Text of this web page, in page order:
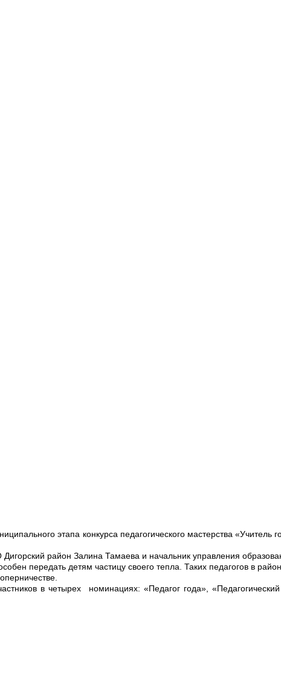
этапа конкурса педагогического мастерства «Учитель
район Залина Тамаева и начальник управления
передать детям частицу своего тепла. Таких педагогов в
в четырех номинациях: «Педагог года»,